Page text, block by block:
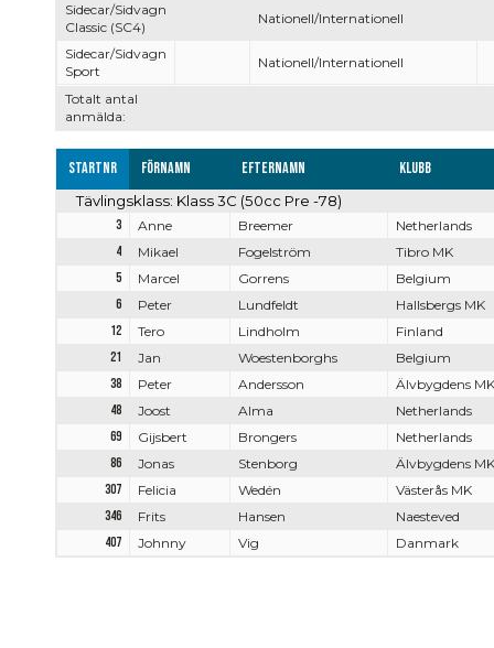
Totalt antal
anmälda:
Sidecar/Sidvagn
Classic (SC4)
Nationell/Internationell
Sidecar/Sidvagn
Sport
Nationell/Internationell
Startnr Förnamn Efternamn Klubb
Tävlingsklass: Klass 3C (50cc Pre -78)
3 Anne Breemer
Netherlands
4
Mikael Fogelström
Tibro MK
5
Marcel Gorrens
Belgium
6
Peter Lundfeldt
Hallsbergs MK
12
Tero Lindholm
Finland
21
Jan Woestenborghs
Belgium
38
Peter Andersson
Älvbygdens MK
48
Joost Alma
Netherlands
69
Gijsbert Brongers
Netherlands
86
Jonas Stenborg
Älvbygdens MK
307
Felicia Wedén
Västerås MK
346
Frits Hansen
Naesteved
407
Johnny Vig Danmark